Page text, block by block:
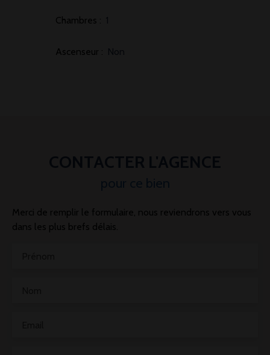
Chambres :
Ascenseur :
Merci de remplir le formulaire, nous reviendrons vers vous
dans les plus brefs délais.